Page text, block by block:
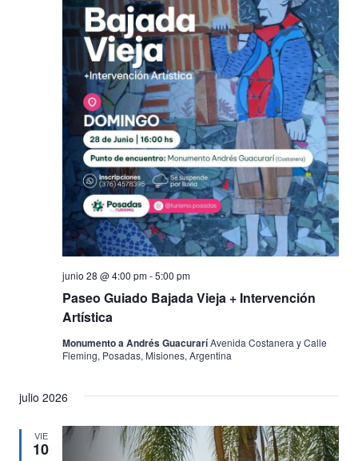
Paseo Guiado Bajada Vieja + Intervención
Artística
junio 28 @ 4:00 pm-5:00 pm
Monumento a Andrés GuacuraríAvenida Costanera y Calle
Fleming, Posadas, Misiones, Argentina
julio 2026
VIE
10